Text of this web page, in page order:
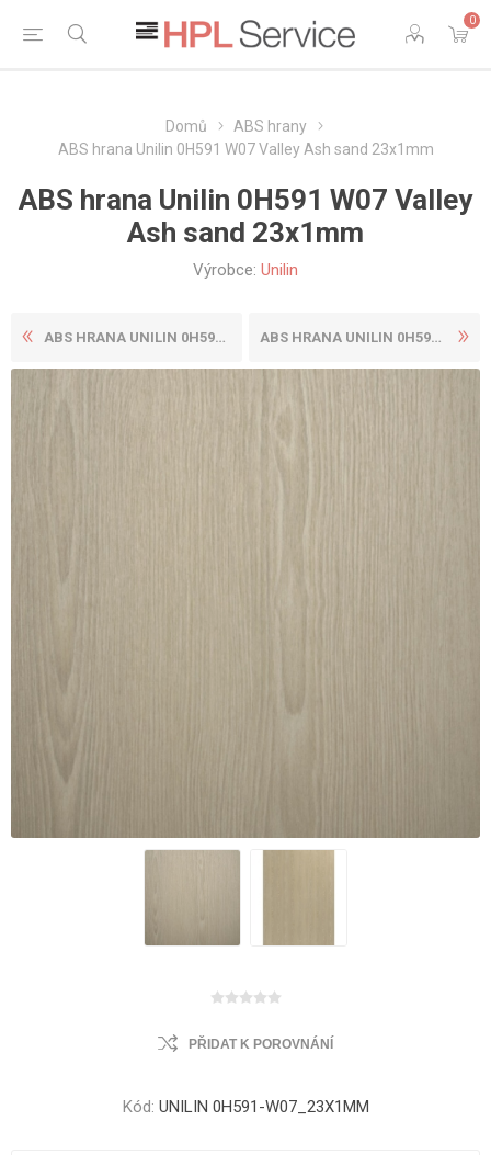
0
Domů
ABS hrany
ABS hrana Unilin 0H591 W07 Valley Ash sand 23x1mm
ABS hrana Unilin 0H591 W07 Valley
Ash sand 23x1mm
Výrobce: Unilin
ABS HRANA UNILIN 0H590 W07 ... ABS HRANA UNILIN 0H591 W07 ...
PŘIDAT K POROVNÁNÍ
Kód: UNILIN 0H591-W07_23X1MM